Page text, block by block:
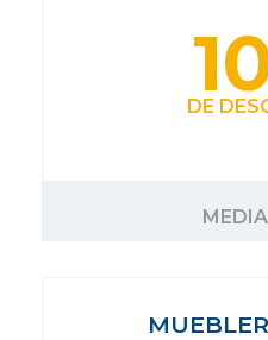
DE